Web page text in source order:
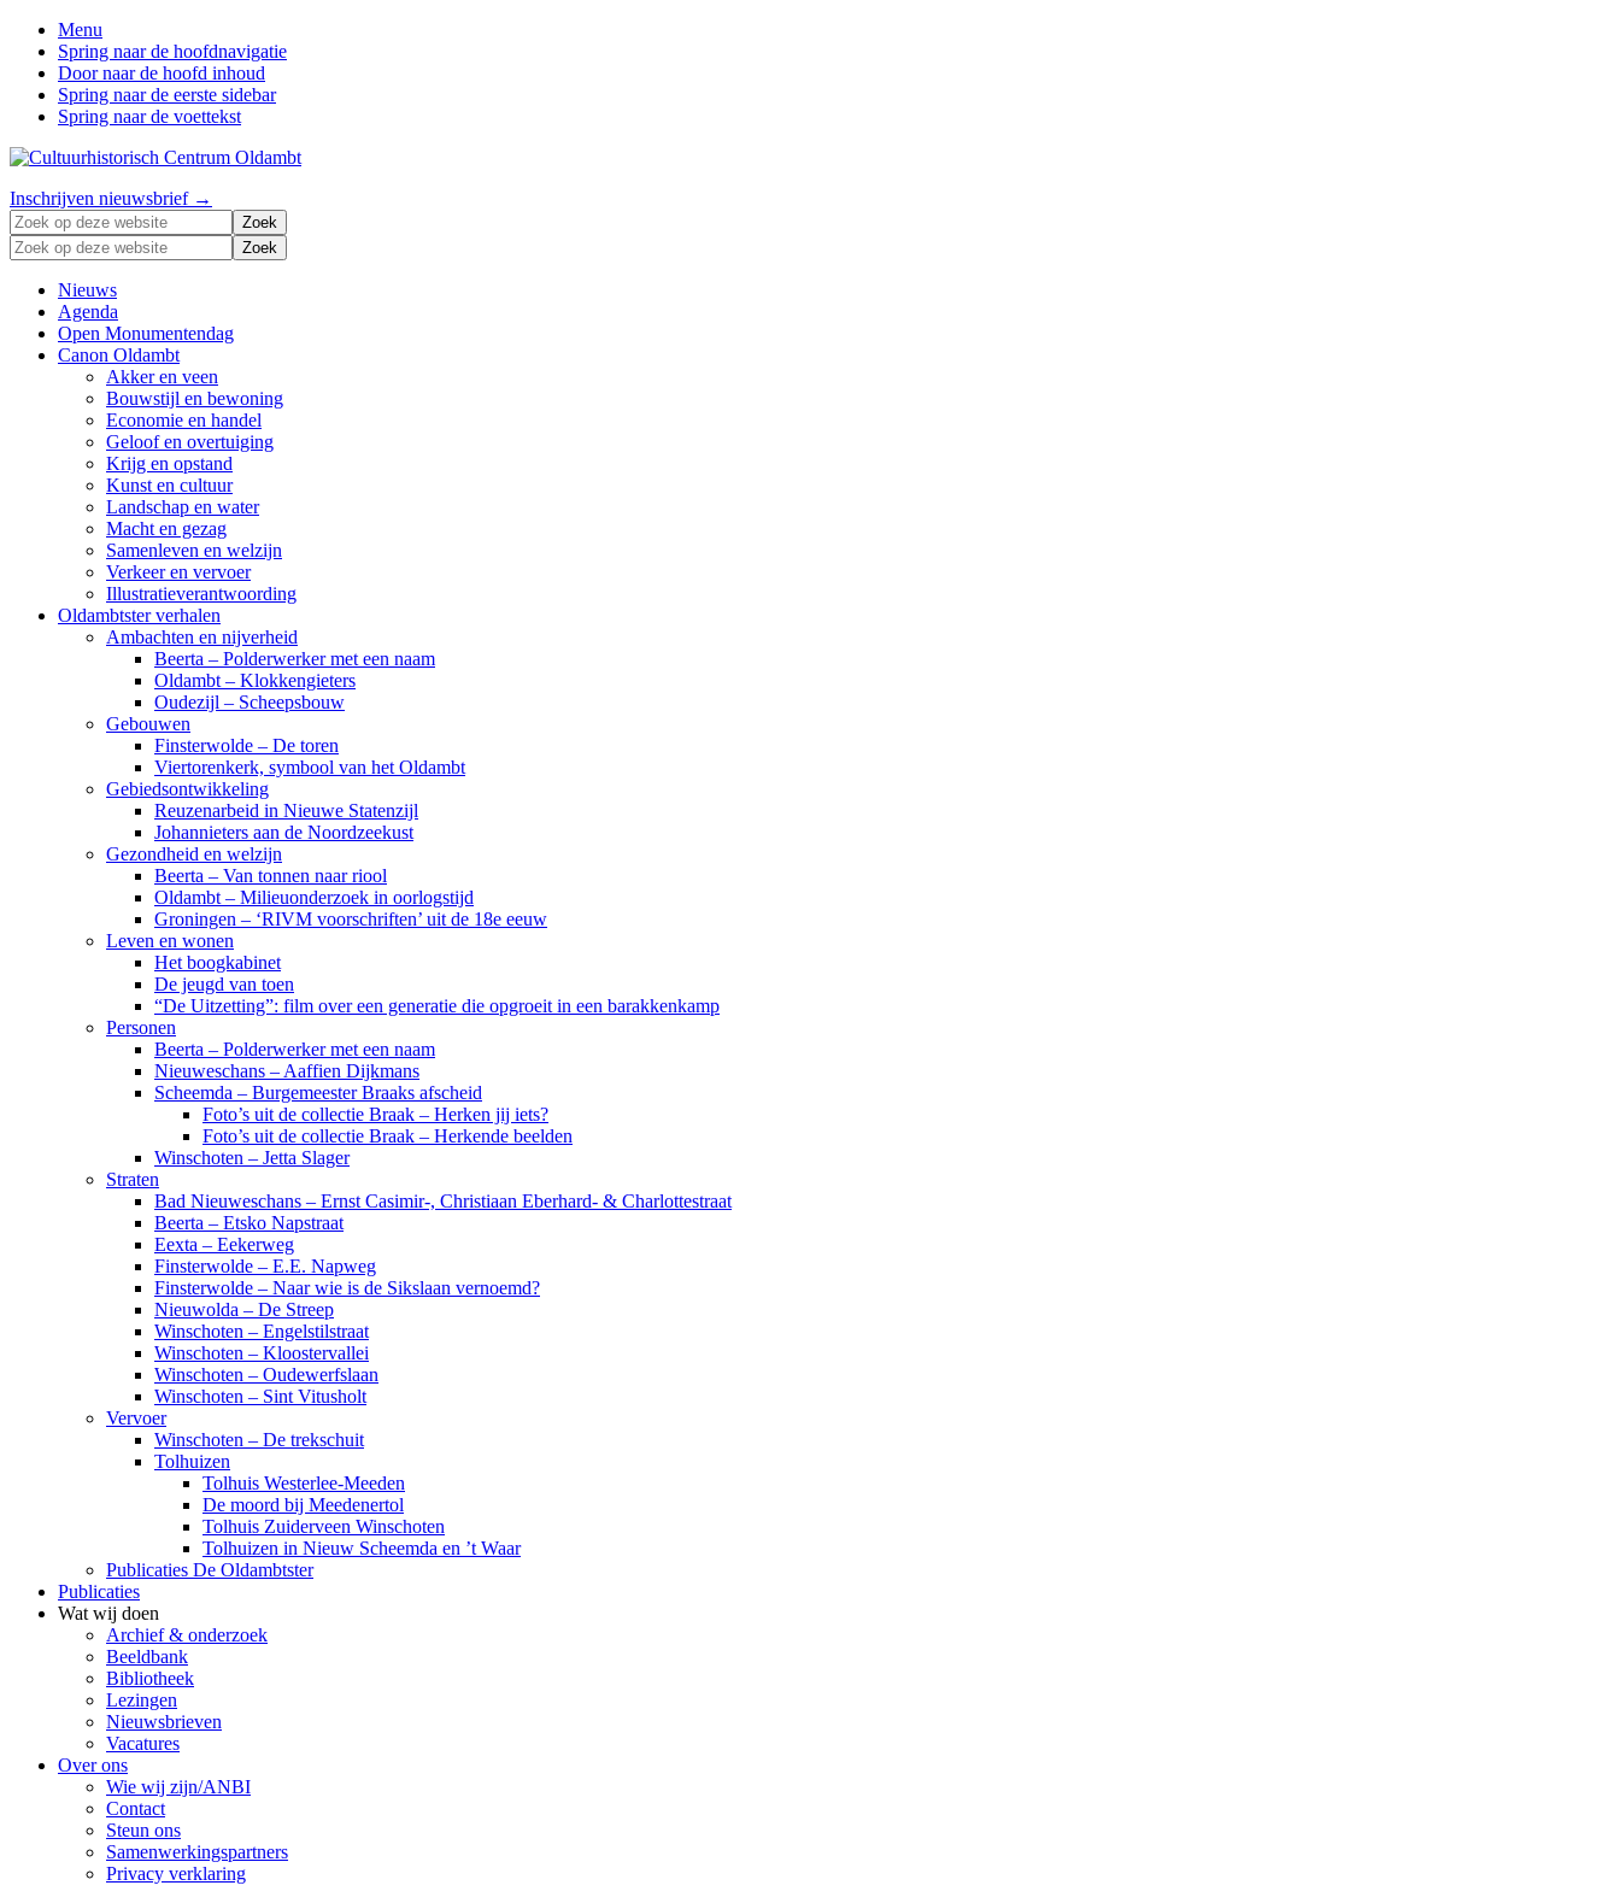
Menu
Spring naar de hoofdnavigatie
Door naar de hoofd inhoud
Spring naar de eerste sidebar
Spring naar de voettekst
Zonder
verleden
geen
toekomst
Header
Right
Inschrijven nieuwsbrief →
Zoek
op
deze
website
Zoek
op
deze
website
Nieuws
Agenda
Open Monumentendag
Canon Oldambt
Akker en veen
Bouwstijl en bewoning
Economie en handel
Geloof en overtuiging
Krijg en opstand
Kunst en cultuur
Landschap en water
Macht en gezag
Samenleven en welzijn
Verkeer en vervoer
Illustratieverantwoording
Oldambtster verhalen
Ambachten en nijverheid
Beerta – Polderwerker met een naam
Oldambt – Klokkengieters
Oudezijl – Scheepsbouw
Gebouwen
Finsterwolde – De toren
Viertorenkerk, symbool van het Oldambt
Gebiedsontwikkeling
Reuzenarbeid in Nieuwe Statenzijl
Johannieters aan de Noordzeekust
Gezondheid en welzijn
Beerta – Van tonnen naar riool
Oldambt – Milieuonderzoek in oorlogstijd
Groningen – ‘RIVM voorschriften’ uit de 18e eeuw
Leven en wonen
Het boogkabinet
De jeugd van toen
“De Uitzetting”: film over een generatie die opgroeit in een barakkenkamp
Personen
Beerta – Polderwerker met een naam
Nieuweschans – Aaffien Dijkmans
Scheemda – Burgemeester Braaks afscheid
Foto’s uit de collectie Braak – Herken jij iets?
Foto’s uit de collectie Braak – Herkende beelden
Winschoten – Jetta Slager
Straten
Bad Nieuweschans – Ernst Casimir-, Christiaan Eberhard- & Charlottestraat
Beerta – Etsko Napstraat
Eexta – Eekerweg
Finsterwolde – E.E. Napweg
Finsterwolde – Naar wie is de Sikslaan vernoemd?
Nieuwolda – De Streep
Winschoten – Engelstilstraat
Winschoten – Kloostervallei
Winschoten – Oudewerfslaan
Winschoten – Sint Vitusholt
Vervoer
Winschoten – De trekschuit
Tolhuizen
Tolhuis Westerlee-Meeden
De moord bij Meedenertol
Tolhuis Zuiderveen Winschoten
Tolhuizen in Nieuw Scheemda en ’t Waar
Publicaties De Oldambtster
Publicaties
Wat wij doen
Archief & onderzoek
Beeldbank
Bibliotheek
Lezingen
Nieuwsbrieven
Vacatures
Over ons
Wie wij zijn/ANBI
Contact
Steun ons
Samenwerkingspartners
Privacy verklaring